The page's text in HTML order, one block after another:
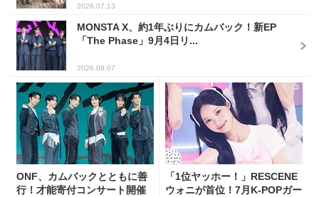
2026.07.13
MONSTA X、約1年ぶりにカムバック！新EP
「The Phase」9月4日リ...
2026.08.07
ONF、カムバックとともに善
行！才能寄付コンサート開催
「1位ヤッホー！」RESCENE
ウォニが首位！7月K-POPガー